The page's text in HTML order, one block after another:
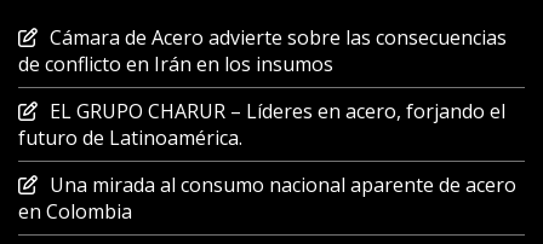
Cámara de Acero advierte sobre las consecuencias
de conflicto en Irán en los insumos
EL GRUPO CHARUR – Líderes en acero, forjando el
futuro de Latinoamérica.
Una mirada al consumo nacional aparente de acero
en Colombia